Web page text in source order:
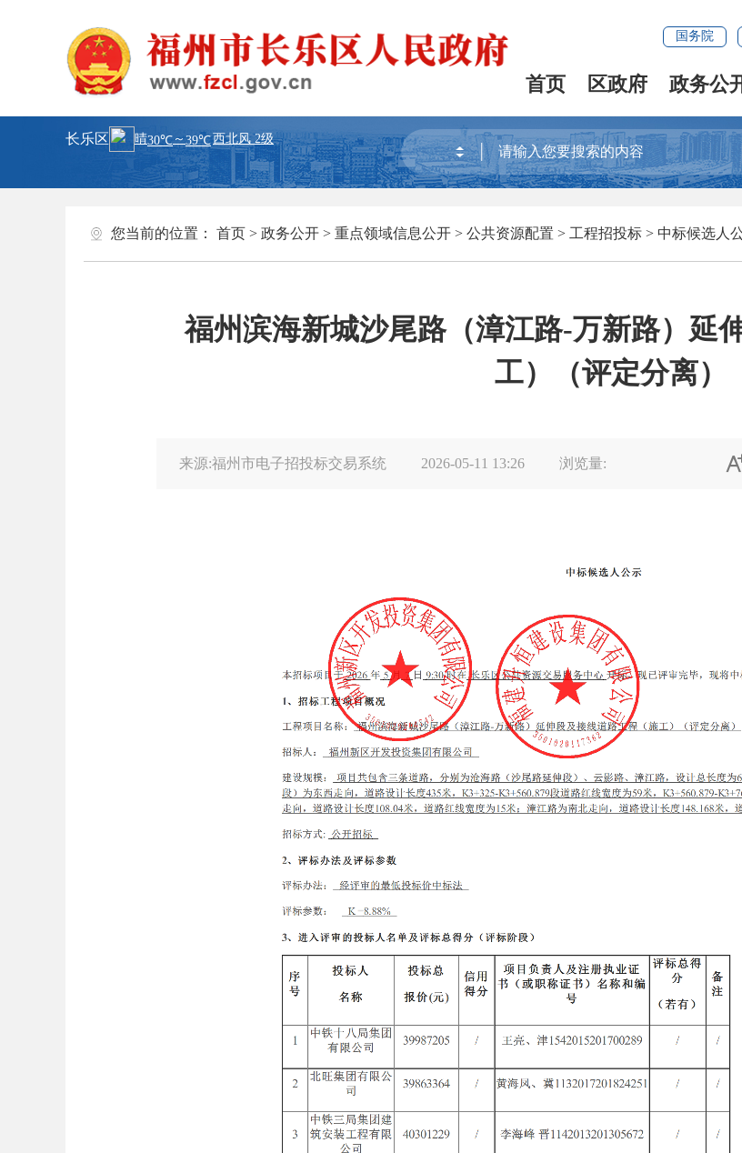
国务院
首页 区政府 政务公
长乐区
您当前的位置： 首页 > 政务公开 > 重点领域信息公开 > 公共资源配置 > 工程招投标 > 中标候选人
福州滨海新城沙尾路（漳江路-万新路）延
工）（评定分离）
来源:福州市电子招投标交易系统 2026-05-11 13:26 浏览量: